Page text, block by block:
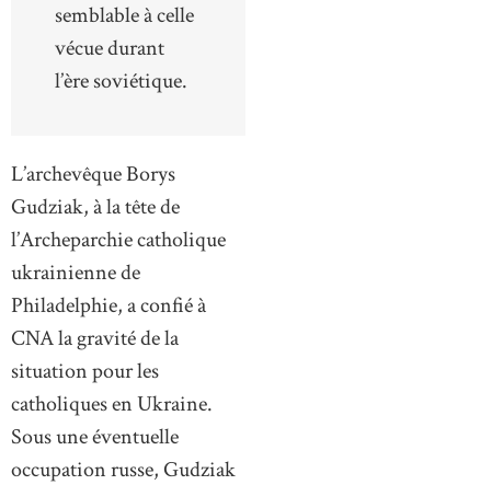
semblable à celle
vécue durant
l’ère soviétique.
L’archevêque Borys
Gudziak, à la tête de
l’Archeparchie catholique
ukrainienne de
Philadelphie, a confié à
CNA la gravité de la
situation pour les
catholiques en Ukraine.
Sous une éventuelle
occupation russe, Gudziak